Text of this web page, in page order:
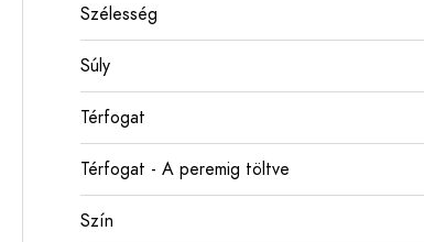
Szélesség
Súly
Térfogat
Térfogat - A peremig töltve
Szín